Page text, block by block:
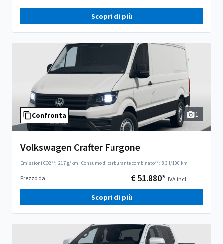
Scopri di più
Confronta 1
Volkswagen Crafter Furgone
Emissioni CO2**: 217 g/km ·Consumo di carburante combinato**: 8.3 l/100 km
Prezzo da € 51.880* IVA incl.
Scopri di più